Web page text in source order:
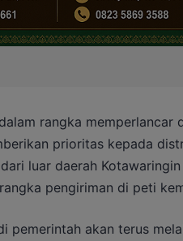
rangka memperlancar
prioritas kepada
luar daerah Kotawaringin
pengiriman di peti
pemerintah akan terus